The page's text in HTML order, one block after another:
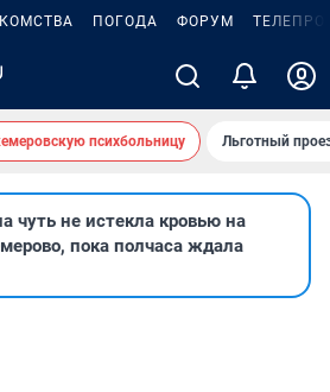
ПОГОДА ФОРУМ
психбольницу Льготный
чуть не истекла кровью на
пока полчаса ждала